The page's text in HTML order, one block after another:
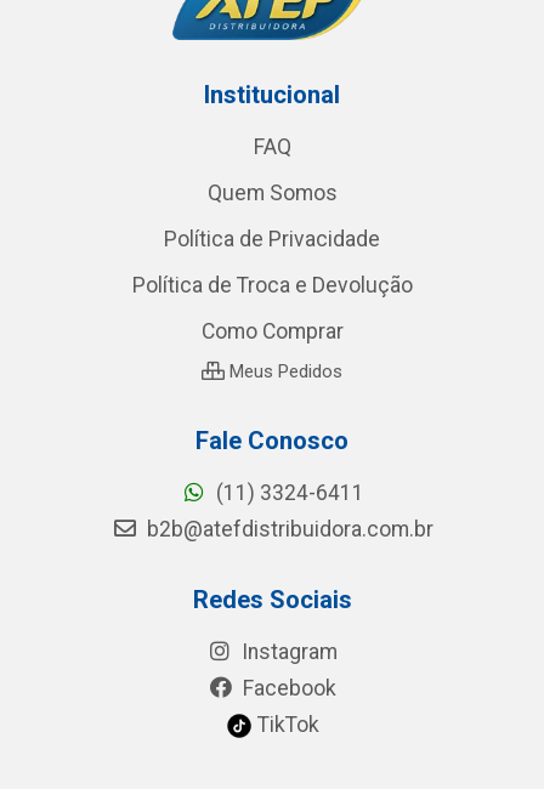
Institucional
FAQ
Quem Somos
Política de Privacidade
Política de Troca e Devolução
Como Comprar
Meus Pedidos
Fale Conosco
(11) 3324-6411
b2b@atefdistribuidora.com.br
Redes Sociais
Instagram
Facebook
TikTok